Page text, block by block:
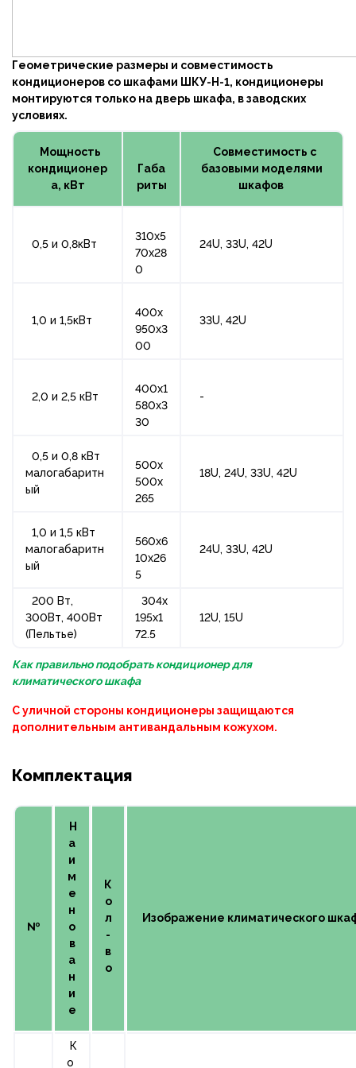
Геометрические размеры и совместимость
кондиционеров со шкафами ШКУ-Н-1, кондиционеры
монтируются только на дверь шкафа, в заводских
условиях.
Мощность
кондиционер
а, кВт
Габа
риты
Совместимость с
базовыми моделями
шкафов
0,5 и 0,8кВт
310х5
70х28
0
24U, 33U, 42U
1,0 и 1,5кВт
400х
950х3
00
33U, 42U
2,0 и 2,5 кВт
400х1
580х3
30
-
0,5 и 0,8 кВт
малогабаритн
ый
500х
500х
265
18U, 24U, 33U, 42U
1,0 и 1,5 кВт
малогабаритн
ый
560х6
10х26
5
24U, 33U, 42U
200 Вт,
300Вт, 400Вт
(Пельтье)
304х
195х1
72.5
12U, 15U
Как правильно подобрать кондиционер для
климатического шкафа
С уличной стороны кондиционеры защищаются
дополнительным антивандальным кожухом.
Комплектация
№
Н
а
и
м
е
н
о
в
а
н
и
е
К
о
л
-
в
о
Изображение климатического
К
о